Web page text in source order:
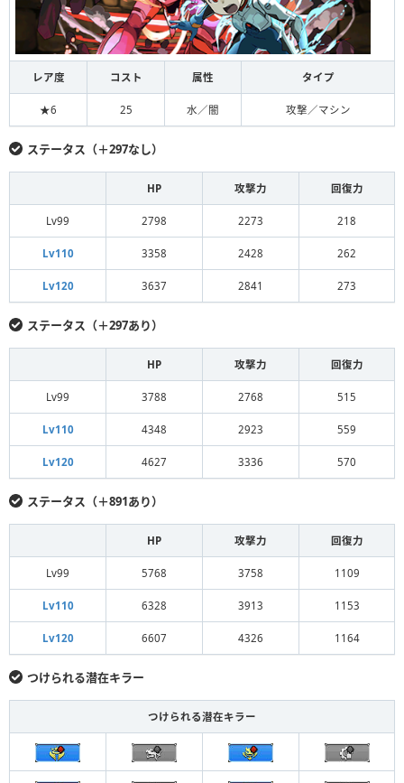
レア度 コスト 属性 タイプ
★6 25 水／闇 攻撃／マシン
ステータス（＋297なし）
HP 攻撃力 回復力
Lv99 2798 2273 218
Lv110 3358 2428 262
Lv120 3637 2841 273
ステータス（＋297あり）
HP 攻撃力 回復力
Lv99 3788 2768 515
Lv110 4348 2923 559
Lv120 4627 3336 570
ステータス（＋891あり）
HP 攻撃力 回復力
Lv99 5768 3758 1109
Lv110 6328 3913 1153
Lv120 6607 4326 1164
つけられる潜在キラー
つけられる潜在キラー